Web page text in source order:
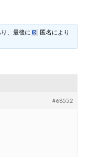
、最後に 匿名 により
#68552